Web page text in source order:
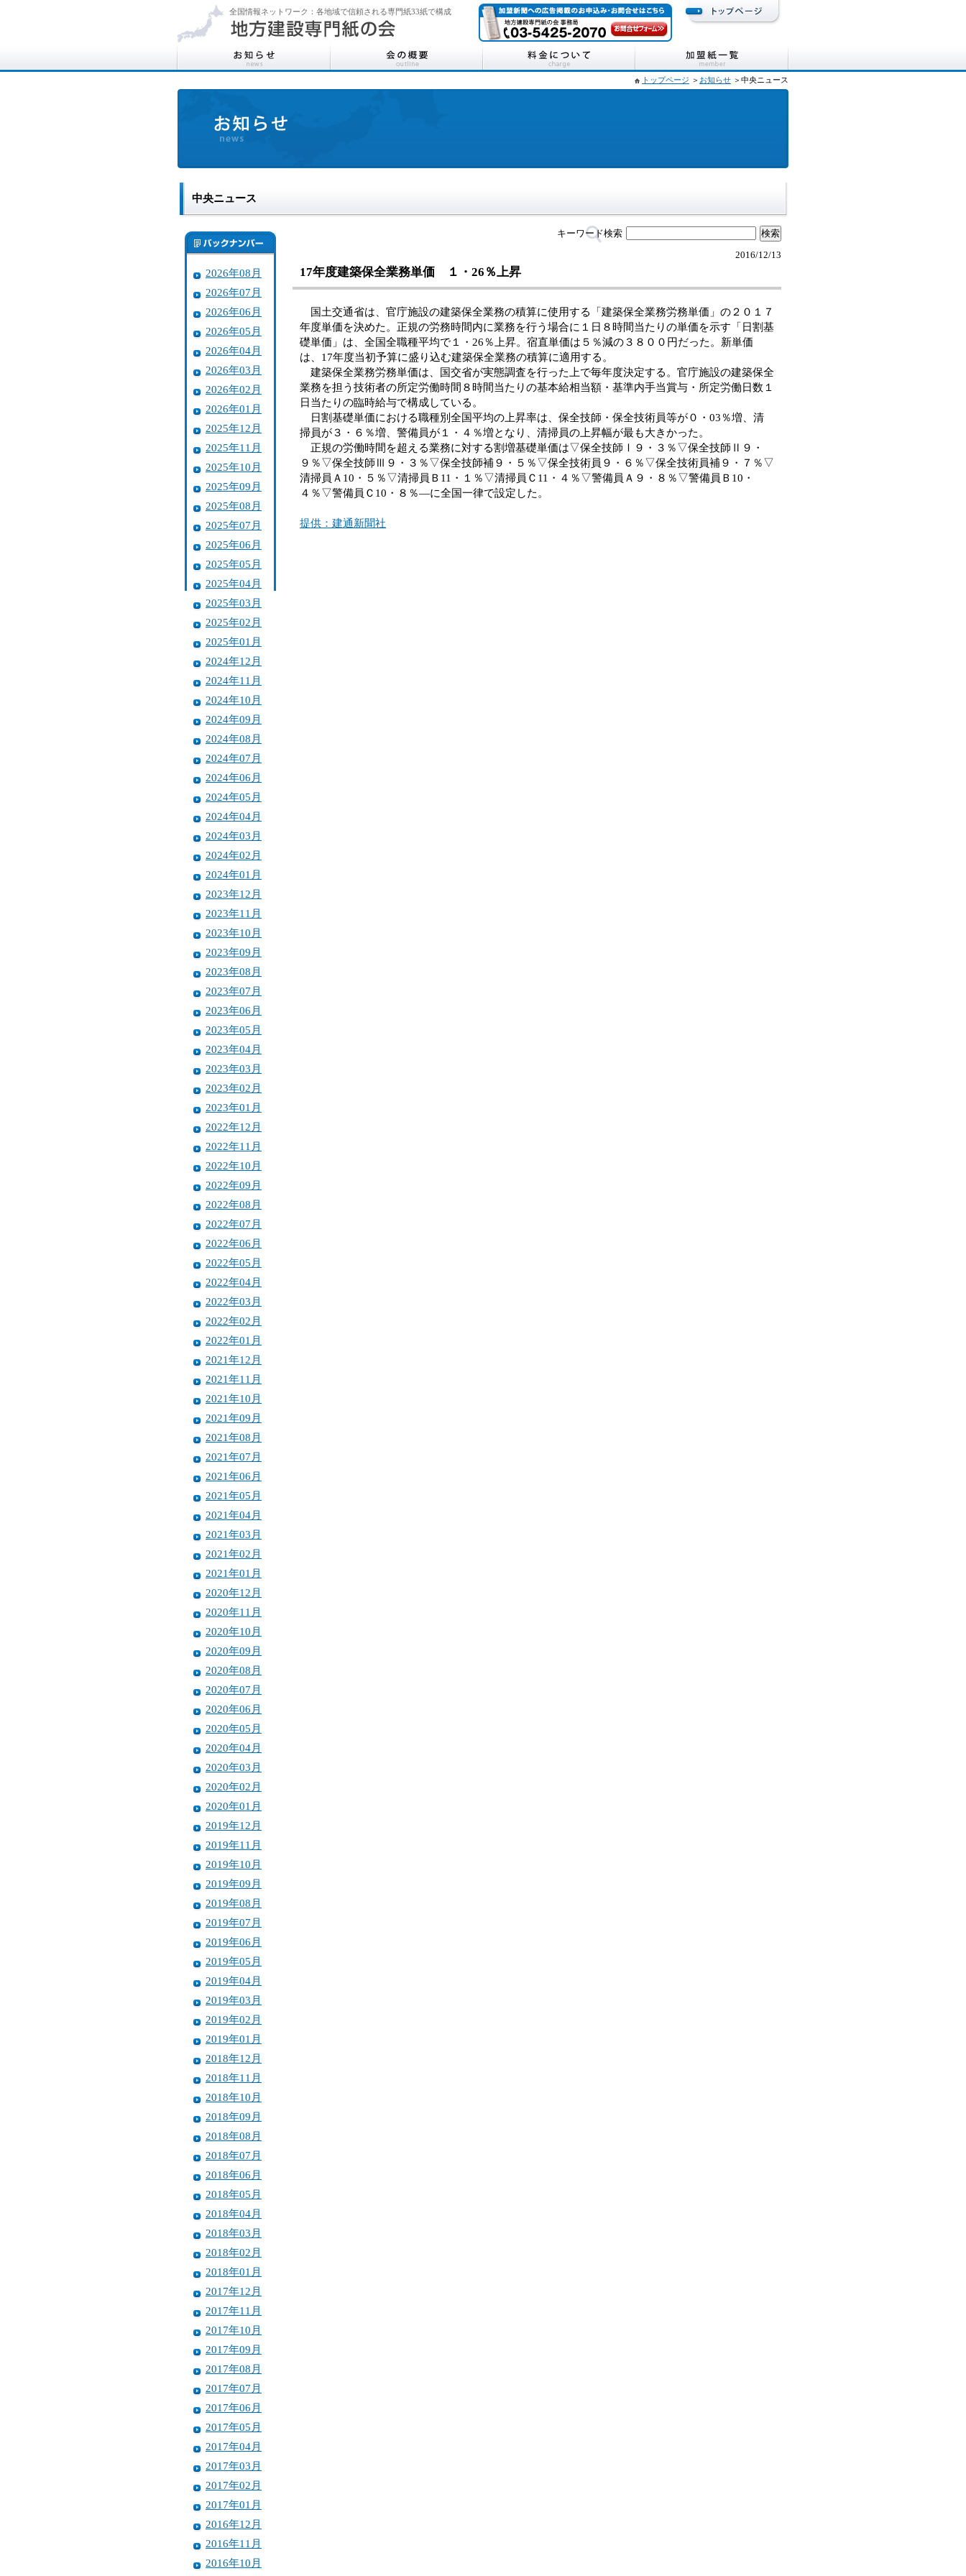
全国情報ネットワーク：各地域で信頼される専門紙33紙で構成
トップページ ＞ お知らせ ＞中央ニュース
中央ニュース
2026年08月
2026年07月
2026年06月
2026年05月
2026年04月
2026年03月
2026年02月
2026年01月
2025年12月
2025年11月
2025年10月
2025年09月
2025年08月
2025年07月
2025年06月
2025年05月
2025年04月
2025年03月
2025年02月
2025年01月
2024年12月
2024年11月
2024年10月
2024年09月
2024年08月
2024年07月
2024年06月
2024年05月
2024年04月
2024年03月
2024年02月
2024年01月
2023年12月
2023年11月
2023年10月
2023年09月
2023年08月
2023年07月
2023年06月
2023年05月
2023年04月
2023年03月
2023年02月
2023年01月
2022年12月
2022年11月
2022年10月
2022年09月
2022年08月
2022年07月
2022年06月
2022年05月
2022年04月
2022年03月
2022年02月
2022年01月
2021年12月
2021年11月
2021年10月
2021年09月
2021年08月
2021年07月
2021年06月
2021年05月
2021年04月
2021年03月
2021年02月
2021年01月
2020年12月
2020年11月
2020年10月
2020年09月
2020年08月
2020年07月
2020年06月
2020年05月
2020年04月
2020年03月
2020年02月
2020年01月
2019年12月
2019年11月
2019年10月
2019年09月
2019年08月
2019年07月
2019年06月
2019年05月
2019年04月
2019年03月
2019年02月
2019年01月
2018年12月
2018年11月
2018年10月
2018年09月
2018年08月
2018年07月
2018年06月
2018年05月
2018年04月
2018年03月
2018年02月
2018年01月
2017年12月
2017年11月
2017年10月
2017年09月
2017年08月
2017年07月
2017年06月
2017年05月
2017年04月
2017年03月
2017年02月
2017年01月
2016年12月
2016年11月
2016年10月
キーワード検索
2016/12/13
17年度建築保全業務単価 １・26％上昇
国土交通省は、官庁施設の建築保全業務の積算に使用する「建築保全業務労務単価」の２０１７
年度単価を決めた。正規の労務時間内に業務を行う場合に１日８時間当たりの単価を示す「日割基
礎単価」は、全国全職種平均で１・26％上昇。宿直単価は５％減の３８００円だった。新単価
は、17年度当初予算に盛り込む建築保全業務の積算に適用する。
建築保全業務労務単価は、国交省が実態調査を行った上で毎年度決定する。官庁施設の建築保全
業務を担う技術者の所定労働時間８時間当たりの基本給相当額・基準内手当賞与・所定労働日数１
日当たりの臨時給与で構成している。
日割基礎単価における職種別全国平均の上昇率は、保全技師・保全技術員等が０・03％増、清
掃員が３・６％増、警備員が１・４％増となり、清掃員の上昇幅が最も大きかった。
正規の労働時間を超える業務に対する割増基礎単価は▽保全技師Ⅰ９・３％▽保全技師Ⅱ９・
９％▽保全技師Ⅲ９・３％▽保全技師補９・５％▽保全技術員９・６％▽保全技術員補９・７％▽
清掃員Ａ10・５％▽清掃員Ｂ11・１％▽清掃員Ｃ11・４％▽警備員Ａ９・８％▽警備員Ｂ10・
４％▽警備員Ｃ10・８％―に全国一律で設定した。
提供：建通新聞社